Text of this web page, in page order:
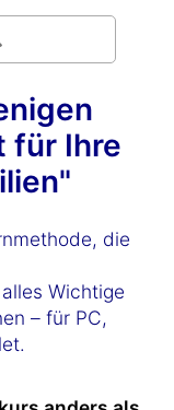
für Ihre
die
Wichtige
– für PC,